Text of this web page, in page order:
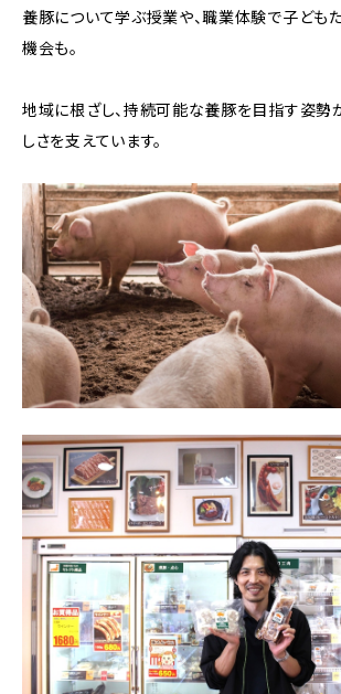
養豚について学ぶ授業や、職業体験で子ども
機会も。
地域に根ざし、持続可能な養豚を目指す姿勢
しさを支えています。